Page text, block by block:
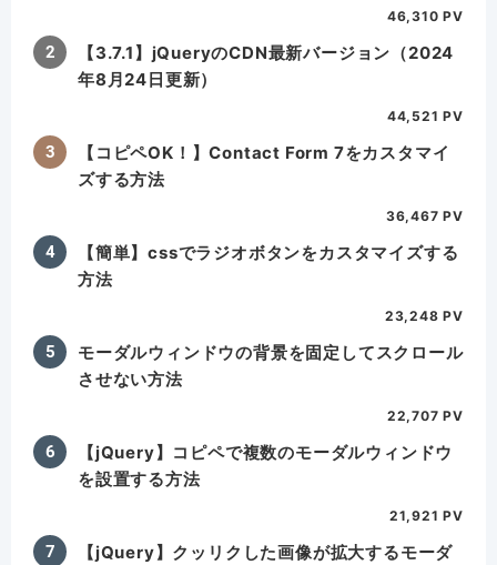
46,310 PV
【3.7.1】jQueryのCDN最新バージョン（2024
年8月24日更新）
44,521 PV
【コピペOK！】Contact Form 7をカスタマイ
ズする方法
36,467 PV
【簡単】cssでラジオボタンをカスタマイズする
方法
23,248 PV
モーダルウィンドウの背景を固定してスクロール
させない方法
22,707 PV
【jQuery】コピペで複数のモーダルウィンドウ
を設置する方法
21,921 PV
【jQuery】クッリクした画像が拡大するモーダ